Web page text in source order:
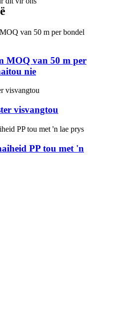
MOQ van 50 m per
nie
visvangtou
PP tou met 'n